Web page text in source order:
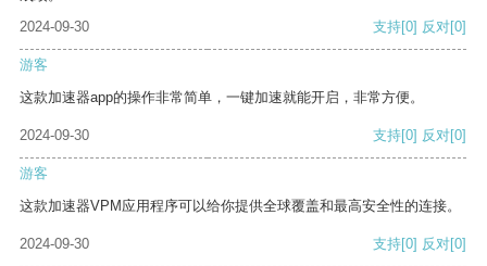
2024-09-30
支持[0] 反对[0]
游客
这款加速器app的操作非常简单，一键加速就能开启，非常方便。
2024-09-30 支持[0] 反对[0]
游客
这款加速器VPM应用程序可以给你提供全球覆盖和最高安全性的连接。
2024-09-30 支持[0] 反对[0]